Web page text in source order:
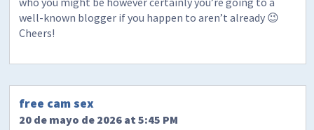
well-known blogger if you happen to aren’t already 😉
Cheers!
free cam sex
20 de mayo de 2026 at 5:45 PM